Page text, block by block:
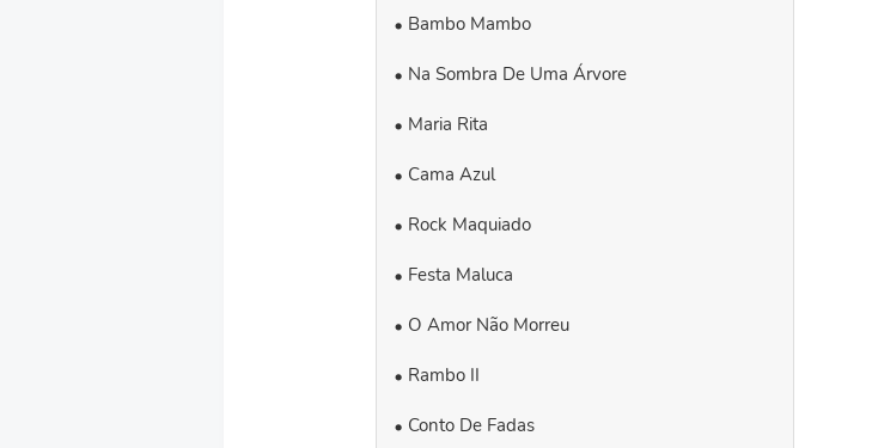
Bambo Mambo
Na Sombra De Uma Árvore
Maria Rita
Cama Azul
Rock Maquiado
Festa Maluca
O Amor Não Morreu
Rambo II
Conto De Fadas